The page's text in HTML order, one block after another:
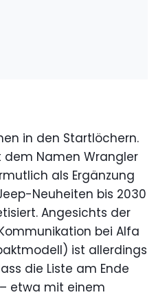
in den Startlöchern.
dem Namen Wrangler
als Ergänzung
Neuheiten bis 2030
Angesichts der
bei Alfa
ist allerdings
die Liste am Ende
etwa mit einem